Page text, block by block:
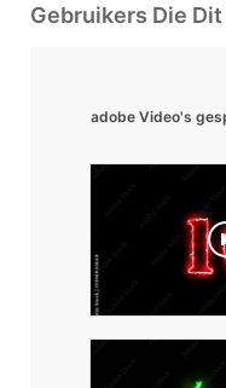
Gebruikers Die
adobe Video's